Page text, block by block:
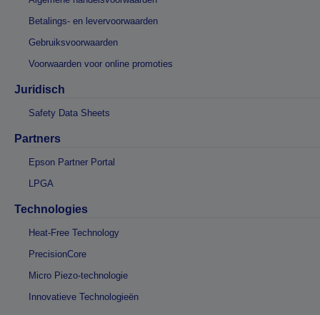
Betalings- en levervoorwaarden
Gebruiksvoorwaarden
Voorwaarden voor online promoties
Juridisch
Safety Data Sheets
Partners
Epson Partner Portal
LPGA
Technologies
Heat-Free Technology
PrecisionCore
Micro Piezo-technologie
Innovatieve Technologieën